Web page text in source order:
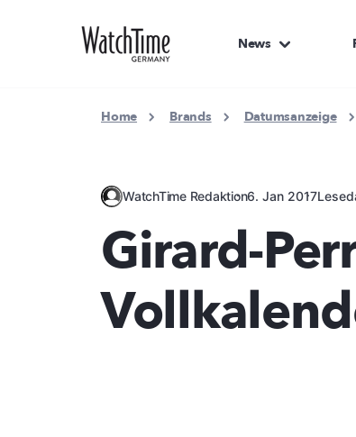
News
Home Brands Datumsanzeige
WatchTime Redaktion6. Jan 2017
Girard-